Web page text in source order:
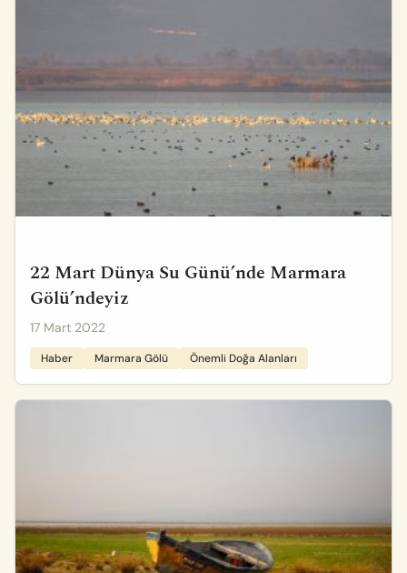
22 Mart Dünya Su Günü’nde Marmara
Gölü’ndeyiz
17 Mart 2022
Haber Marmara Gölü Önemli Doğa Alanları